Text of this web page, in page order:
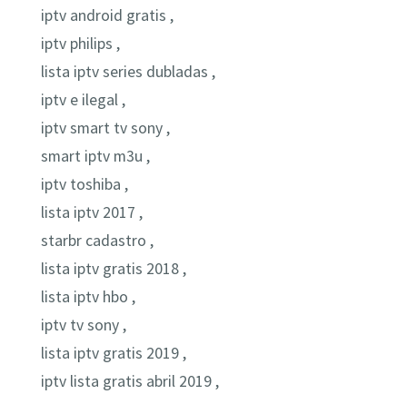
iptv android gratis ,
iptv philips ,
lista iptv series dubladas ,
iptv e ilegal ,
iptv smart tv sony ,
smart iptv m3u ,
iptv toshiba ,
lista iptv 2017 ,
starbr cadastro ,
lista iptv gratis 2018 ,
lista iptv hbo ,
iptv tv sony ,
lista iptv gratis 2019 ,
iptv lista gratis abril 2019 ,